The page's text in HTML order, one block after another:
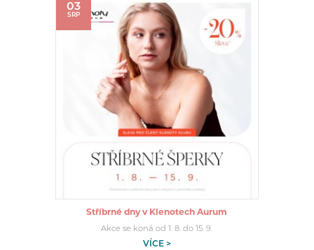
03
SRP
Stříbrné dny v Klenotech Aurum
Akce se koná od 1. 8. do 15. 9.
VÍCE >